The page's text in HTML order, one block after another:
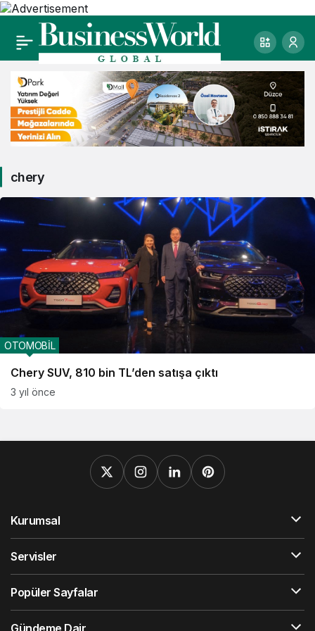
chery
Chery SUV, 810 bin TL’den satışa çıktı
OTOMOBİL
3 yıl önce
Kurumsal
Servisler
Popüler Sayfalar